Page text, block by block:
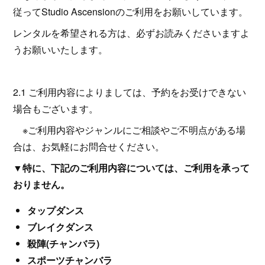
従ってStudio Ascensionのご利用をお願いしています。
レンタルを希望される方は、必ずお読みくださいますよ
うお願いいたします。
2.1 ご利用内容によりましては、予約をお受けできない
場合もございます。
※ご利用内容やジャンルにご相談やご不明点がある場
合は、お気軽にお問合せください。
▼特に、下記のご利用内容については、ご利用を承って
おりません。
タップダンス
ブレイクダンス
殺陣(チャンバラ)
スポーツチャンバラ